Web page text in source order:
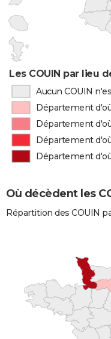
Les COUIN par lieu
Aucun COUIN
Département
Département
Département
Département
Où décèdent les
Répartition des COUIN